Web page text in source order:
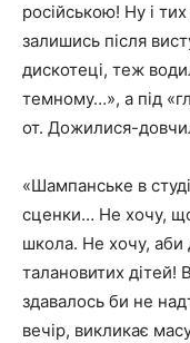
російською! Ну і
залишись після
дискотеці, теж
темному…», а під
от. Дожилися-
«Шампанське в
сценки… Не хочу,
школа. Не хочу, аби
талановитих дітей!
здавалось би не
вечір, викликає